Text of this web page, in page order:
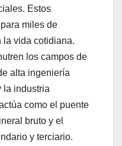
Estos
miles de
la vida cotidiana.
los campos de
alta ingeniería
la industria
como el puente
bruto y el
y terciario.